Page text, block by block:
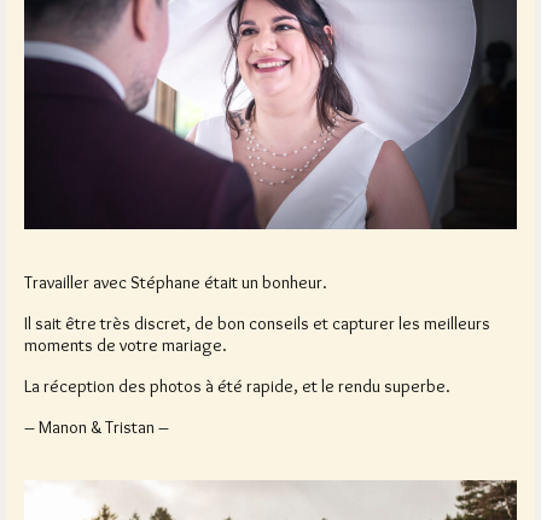
Travailler avec Stéphane était un bonheur.
Il sait être très discret, de bon conseils et capturer les meilleurs
moments de votre mariage.
La réception des photos à été rapide, et le rendu superbe.
– Manon & Tristan –